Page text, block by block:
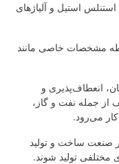
استنلس استیل و آلیاژهای
مشخصات خاصی مانند
انعطاف‌پذیری و
از جمله نفت و گاز،
می‌رود.
صنعت ساخت و تولید
تولید شوند.